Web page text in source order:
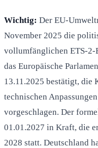
Wichtig: Der EU-
November 2025 die
vollumfänglichen ETS-2-
das Europäische
13.11.2025 bestätigt, die
technischen
vorgeschlagen. Der
01.01.2027 in Kraft, die
2028 statt. Deutschland